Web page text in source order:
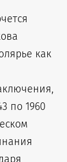
как
по 1960